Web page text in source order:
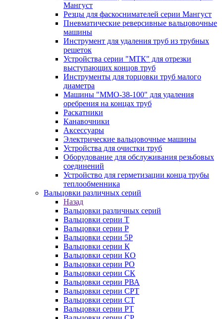
Мангуст
Резцы для фаскоснимателей серии Мангуст
Пневматические реверсивные вальцовочные
машины
Инструмент для удаления труб из трубных
решеток
Устройства серии "МТК" для отрезки
выступающих концов труб
Инструменты для торцовки труб малого
диаметра
Машины "ММО-38-100" для удаления
оребрения на концах труб
Раскатники
Канавочники
Аксессуары
Электрические вальцовочные машины
Устройства для очистки труб
Оборудование для обслуживания резьбовых
соединений
Устройство для герметизации конца трубы
теплообменника
Вальцовки различных серий
Назад
Вальцовки различных серий
Вальцовки серии Т
Вальцовки серии Р
Вальцовки серии 5Р
Вальцовки серии К
Вальцовки серии КО
Вальцовки серии РО
Вальцовки серии СК
Вальцовки серии РВА
Вальцовки серии СРТ
Вальцовки серии СТ
Вальцовки серии РТ